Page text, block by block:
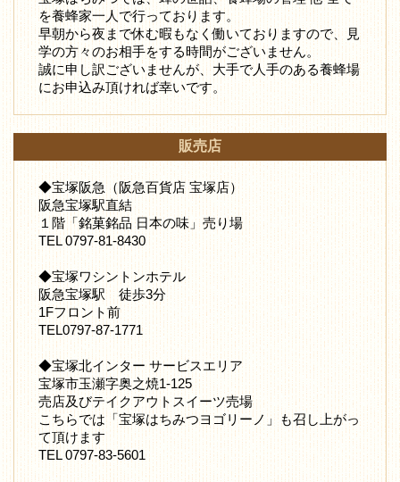
を養蜂家一人で行っております。
早朝から夜まで休む暇もなく働いておりますので、見
学の方々のお相手をする時間がございません。
誠に申し訳ございませんが、大手で人手のある養蜂場
にお申込み頂ければ幸いです。
販売店
◆宝塚阪急（阪急百貨店 宝塚店）
阪急宝塚駅直結
１階「銘菓銘品 日本の味」売り場
TEL 0797-81-8430
◆宝塚ワシントンホテル
阪急宝塚駅 徒歩3分
1Fフロント前
TEL0797-87-1771
◆宝塚北インター サービスエリア
宝塚市玉瀬字奥之焼1-125
売店及びテイクアウトスイーツ売場
こちらでは「宝塚はちみつヨゴリーノ」も召し上がっ
て頂けます
TEL 0797-83-5601